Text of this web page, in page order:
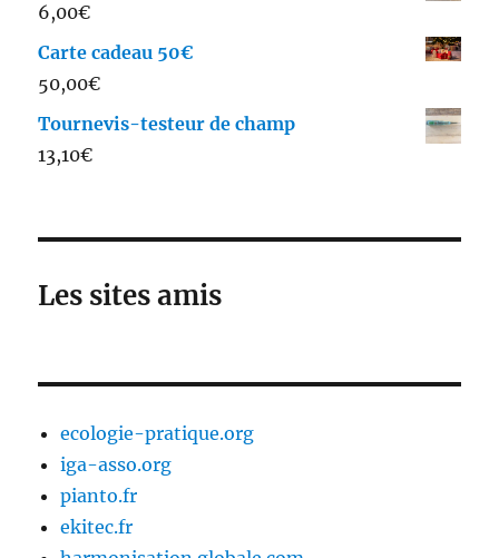
6,00€
Carte cadeau 50€
50,00€
Tournevis-testeur de champ
13,10€
Les sites amis
ecologie-pratique.org
iga-asso.org
pianto.fr
ekitec.fr